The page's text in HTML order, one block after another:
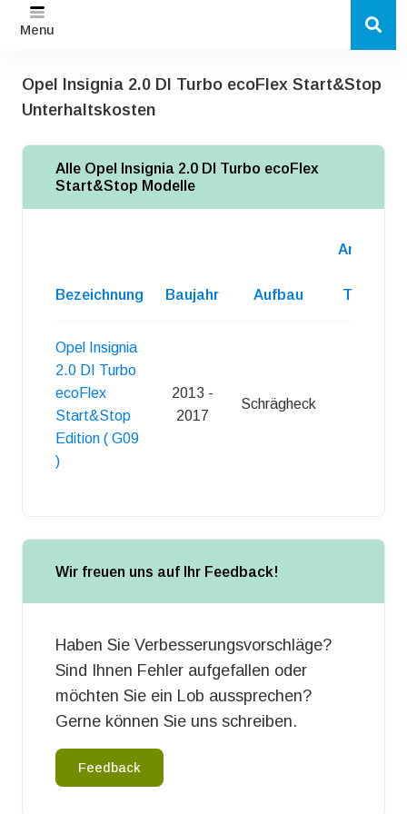
Menu
Opel Insignia 2.0 DI Turbo ecoFlex Start&Stop
Unterhaltskosten
Alle Opel Insignia 2.0 DI Turbo ecoFlex
Start&Stop Modelle
Bezeichnung Baujahr Aufbau
Anzahl
Turen
Opel Insignia
2.0 DI Turbo
ecoFlex
Start&Stop
Edition ( G09
)
2013 -
2017
Schrägheck
Wir freuen uns auf Ihr Feedback!
Haben Sie Verbesserungsvorschläge?
Sind Ihnen Fehler aufgefallen oder
möchten Sie ein Lob aussprechen?
Gerne können Sie uns schreiben.
Feedback